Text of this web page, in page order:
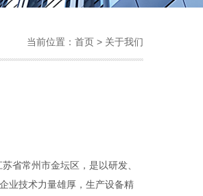
当前位置： 首页 > 关于我们
省常州市金坛区，是以研发、
业技术力量雄厚，生产设备精